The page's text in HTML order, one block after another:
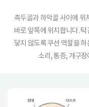
측두골과 하악골 사이에 위
바로 앞쪽에 위치합니다.
닿지 않도록 쿠션 역할을
소리, 통증, 개구